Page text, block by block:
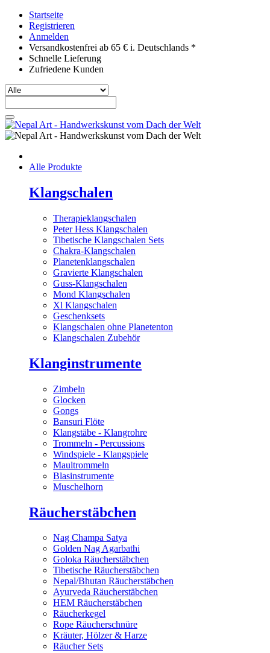
Startseite
Registrieren
Anmelden
Versandkostenfrei ab 65 € i. Deutschlands *
Schnelle Lieferung
Zufriedene Kunden
Alle Produkte
Klangschalen
Therapieklangschalen
Peter Hess Klangschalen
Tibetische Klangschalen Sets
Chakra-Klangschalen
Planetenklangschalen
Gravierte Klangschalen
Guss-Klangschalen
Mond Klangschalen
Xl Klangschalen
Geschenksets
Klangschalen ohne Planetenton
Klangschalen Zubehör
Klanginstrumente
Zimbeln
Glocken
Gongs
Bansuri Flöte
Klangstäbe - Klangrohre
Trommeln - Percussions
Windspiele - Klangspiele
Maultrommeln
Blasinstrumente
Muschelhorn
Räucherstäbchen
Nag Champa Satya
Golden Nag Agarbathi
Goloka Räucherstäbchen
Tibetische Räucherstäbchen
Nepal/Bhutan Räucherstäbchen
Ayurveda Räucherstäbchen
HEM Räucherstäbchen
Räucherkegel
Rope Räucherschnüre
Kräuter, Hölzer & Harze
Räucher Sets